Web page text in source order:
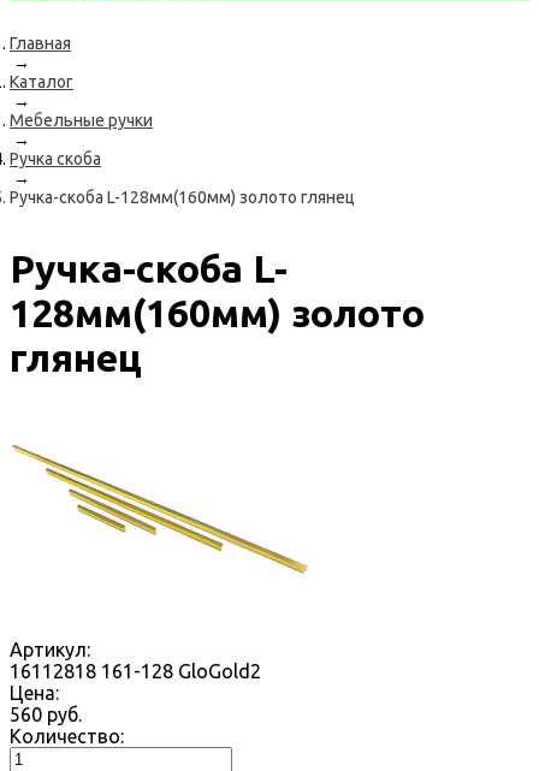
Главная
→
Каталог
→
Мебельные ручки
→
Ручка скоба
→
Ручка-скоба L-128мм(160мм) золото глянец
Ручка-скоба L-
128мм(160мм) золото
глянец
Артикул:
16112818 161-128 GloGold2
Цена:
560 руб.
Количество: